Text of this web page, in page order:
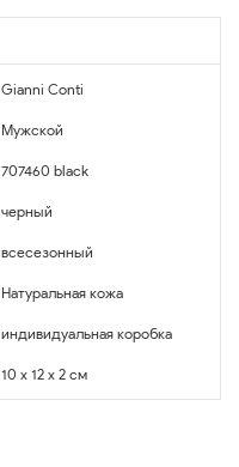
Gianni Conti
Мужской
707460 black
черный
всесезонный
Натуральная кожа
индивидуальная коробка
10 x 12 x 2 см